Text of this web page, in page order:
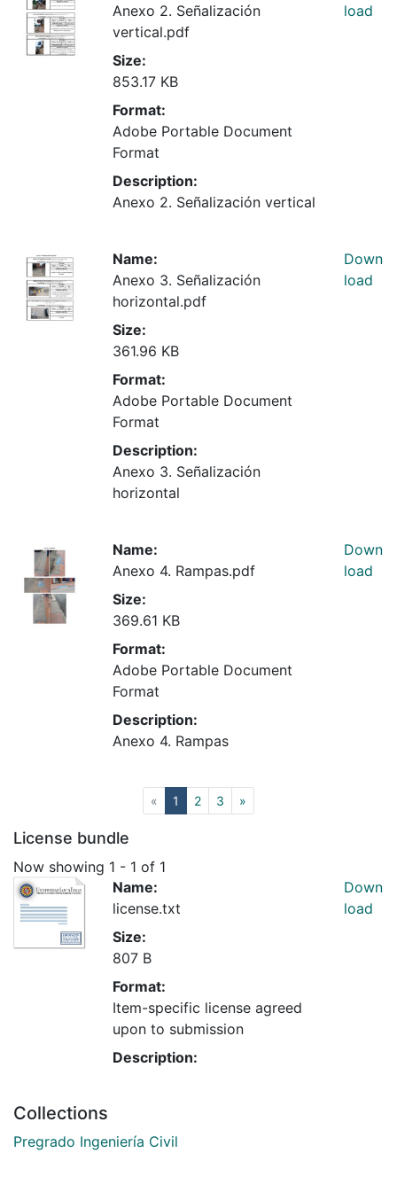
Anexo 2. Señalización
vertical.pdf
Size:
853.17 KB
Format:
Adobe Portable Document
Format
Description:
Anexo 2. Señalización vertical
load
Name:
Anexo 3. Señalización
horizontal.pdf
Size:
361.96 KB
Format:
Adobe Portable Document
Format
Description:
Anexo 3. Señalización
horizontal
Down
load
Name:
Anexo 4. Rampas.pdf
Size:
369.61 KB
Format:
Adobe Portable Document
Format
Description:
Anexo 4. Rampas
Down
load
« 1 (current)
2 3 »
License bundle
Now showing 1 - 1 of 1
Name:
license.txt
Size:
807 B
Format:
Item-specific license agreed
upon to submission
Description:
Down
load
Collections
Pregrado Ingeniería Civil